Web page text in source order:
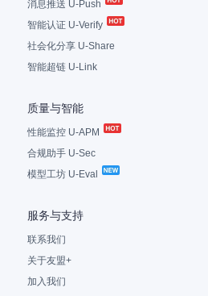
消息推送 U-Push
智能认证 U-Verify
社会化分享 U-Share
智能超链 U-Link
质量与智能
性能监控 U-APM
合规助手 U-Sec
模型工坊 U-Eval
服务与支持
联系我们
关于友盟+
加入我们